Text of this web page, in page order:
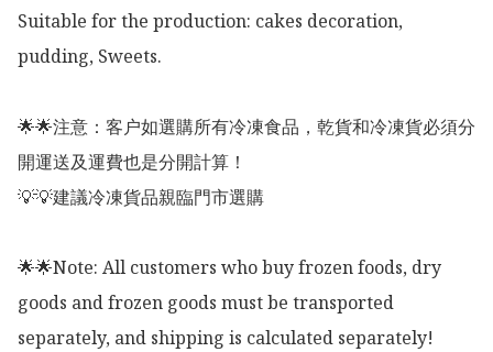
Suitable for the production: cakes decoration,
pudding, Sweets.
🌟🌟注意：客户如選購所有冷凍食品，乾貨和冷凍貨必須分
開運送及運費也是分開計算！
💡💡建議冷凍貨品親臨門市選購
🌟🌟Note: All customers who buy frozen foods, dry
goods and frozen goods must be transported
separately, and shipping is calculated separately!